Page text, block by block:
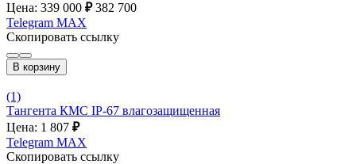
Цена: 339 000 ₽ 382 700
Telegram MAX
Скопировать ссылку
В корзину
(1)
Тангента КМС IP-67 влагозащищенная
Цена: 1 807 ₽
Telegram MAX
Скопировать ссылку